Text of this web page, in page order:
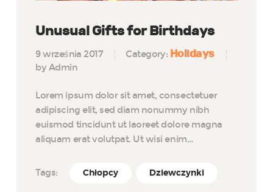
Unusual Gifts for Birthdays
9 września 2017 Category: Holidays
by Admin
Lorem ipsum dolor sit amet, consectetuer
adipiscing elit, sed diam nonummy nibh
euismod tincidunt ut laoreet dolore magna
aliquam erat volutpat. Ut wisi enim…
Tags: Chłopcy Dziewczynki